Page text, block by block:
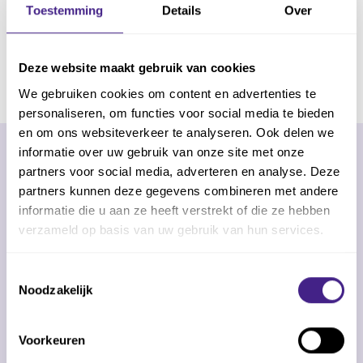
Toestemming Details Over
Deze website maakt gebruik van cookies
We gebruiken cookies om content en advertenties te
personaliseren, om functies voor social media te bieden
en om ons websiteverkeer te analyseren. Ook delen we
informatie over uw gebruik van onze site met onze
partners voor social media, adverteren en analyse. Deze
partners kunnen deze gegevens combineren met andere
informatie die u aan ze heeft verstrekt of die ze hebben
verzameld op basis van uw gebruik van hun services.
Noodzakelijk
Voorkeuren
goed kent.
Veelgestelde vragen
over Efficiency as a
Met periodieke ondersteuning zorg je ervoor
dat jouw kantoor altijd het maximale uit Mijn
Kantoor haalt. Hier vind je antwoorden op